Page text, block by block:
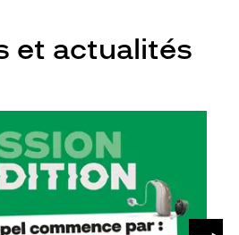
et actualités